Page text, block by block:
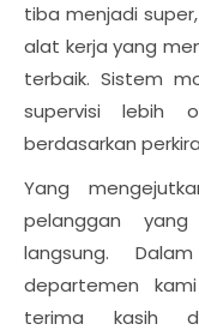
tiba menjadi
alat kerja yang
terbaik. Sistem
supervisi lebih
berdasarkan
Yang
pelanggan
langsung.
departemen
terima kasih